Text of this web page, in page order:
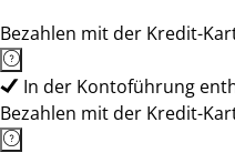
Bezahlen mit der Kredit-
In der Kontoführung
Bezahlen mit der Kredit-